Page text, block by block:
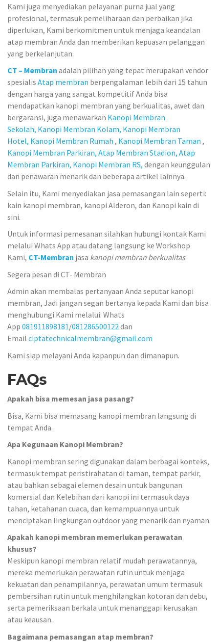
Kami juga menyediakan pelayanan purna jual yang
profesional, termasuk pemeliharaan dan perbaikan jika
diperlukan, Kami berkomitmen untuk menjaga keandalan
atap membran Anda dan memberikan kepuasan pelanggan
yang berkelanjutan.
CT – Membran adalah pilihan yang tepat merupakan vendor
spesialis Atap membran berpengalaman lebih dari 15 tahun
dengan harga yang sangat kompetitif Anda bisa
mendapatkan kanopi membran yang berkualitas, awet dan
bergaransi, juga menawarkan Kanopi Membran
Sekolah, Kanopi Membran Kolam, Kanopi Membran
Hotel, Kanopi Membran Rumah , Kanopi Membran Taman ,
Kanopi Membran Parkiran, Atap Membran Stadion, Atap
Membran Parkiran, Kanopi Membran RS, dengan keunggulan
dan penawaran menarik dan beberapa artikel lainnya.
Selain itu, Kami menyediakan jasa pemasangan lain seperti:
kain kanopi membran, kanopi Alderon, dan Kanopi kain di
sini.
Untuk informasi pemesanan silahkan hubungi kontak Kami
melalui Whats App atau datang langsung ke Workshop
Kami, CT-Membran jasa kanopi membran berkualitas.
Segera pesan di CT- Membran
Admin akan membalas pertanyaan Anda seputar kanopi
membran, Jadi jangan segan bertanya kepada Kami dan bisa
menghubungi Kami melalui: Whats
App 081911898181/081286500122dan
Email ciptatechnicalmembran@gmail.com
Kami siap melayani Anda kapanpun dan dimanapun.
FAQs
Apakah bisa memesan jasa pasang?
Bisa, Kami bisa memasang kanopi membran langsung di
tempat Anda.
Apa Kegunaan Kanopi Membran?
Kanopi membran sering digunakan dalam berbagai konteks,
termasuk tempat peristirahatan di taman, tempat parkir,
atau bahkan sebagai elemen desain untuk bangunan
komersial dan Kelebihan dari kanopi ini termasuk daya
tahan, ketahanan cuaca, dan kemampuannya untuk
menciptakan lingkungan outdoor yang menarik dan nyaman.
Apakah kanopi membran memerlukan perawatan
khusus?
Meskipun kanopi membran relatif mudah perawatannya,
mereka memerlukan perawatan rutin untuk menjaga
kekuatan dan penampilannya, perawatan umum termasuk
pembersihan rutin untuk menghilangkan kotoran dan debu,
serta pemeriksaan berkala untuk menanggapi kerusakan
atau keausan.
Bagaimana pemasangan atap membran?